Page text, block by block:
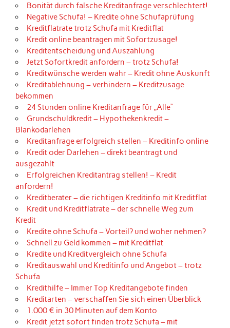
Bonität durch falsche Kreditanfrage verschlechtert!
Negative Schufa! – Kredite ohne Schufaprüfung
Kreditflatrate trotz Schufa mit Kreditflat
Kredit online beantragen mit Sofortzusage!
Kreditentscheidung und Auszahlung
Jetzt Sofortkredit anfordern – trotz Schufa!
Kreditwünsche werden wahr – Kredit ohne Auskunft
Kreditablehnung – verhindern – Kreditzusage
bekommen
24 Stunden online Kreditanfrage für „Alle“
Grundschuldkredit – Hypothekenkredit –
Blankodarlehen
Kreditanfrage erfolgreich stellen – Kreditinfo online
Kredit oder Darlehen – direkt beantragt und
ausgezahlt
Erfolgreichen Kreditantrag stellen! – Kredit
anfordern!
Kreditberater – die richtigen Kreditinfo mit Kreditflat
Kredit und Kreditflatrate – der schnelle Weg zum
Kredit
Kredite ohne Schufa – Vorteil? und woher nehmen?
Schnell zu Geld kommen – mit Kreditflat
Kredite und Kreditvergleich ohne Schufa
Kreditauswahl und Kreditinfo und Angebot – trotz
Schufa
Kredithilfe – Immer Top Kreditangebote finden
Kreditarten – verschaffen Sie sich einen Überblick
1.000 € in 30 Minuten auf dem Konto
Kredit jetzt sofort finden trotz Schufa – mit